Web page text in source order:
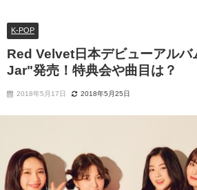
K-POP
Red Velvet日本デビューアル
Jar"発売！特典会や曲目は？
2018年5月17日 2018年5月25日